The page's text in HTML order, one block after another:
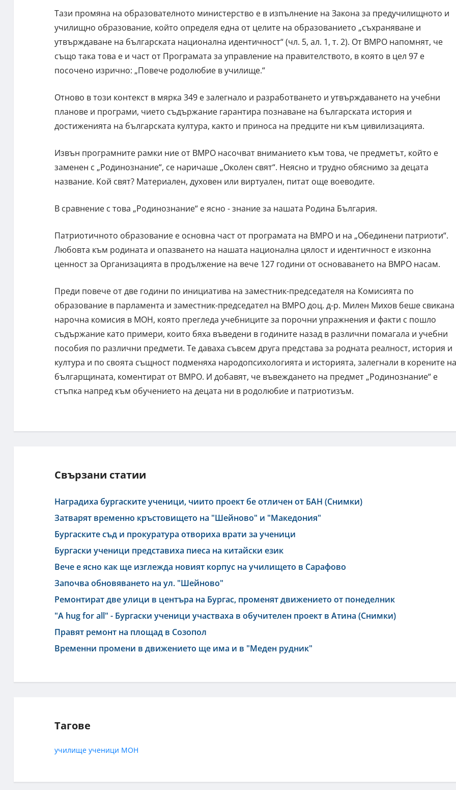
Тази промяна на образователното министерство е в изпълнение на Закона за предучилищното и
училищно образование, който определя една от целите на образованието „съхраняване и
утвърждаване на българската национална идентичност“ (чл. 5, ал. 1, т. 2). От ВМРО напомнят, че
също така това е и част от Програмата за управление на правителството, в която в цел 97 е
посочено изрично: „Повече родолюбие в училище.“
Отново в този контекст в мярка 349 е залегнало и разработването и утвърждаването на учебни
планове и програми, чието съдържание гарантира познаване на българската история и
достиженията на българската култура, както и приноса на предците ни към цивилизацията.
Извън програмните рамки ние от ВМРО насочват вниманието към това, че предметът, който е
заменен с „Родинознание“, се наричаше „Околен свят“. Неясно и трудно обяснимо за децата
название. Кой свят? Материален, духовен или виртуален, питат още воеводите.
В сравнение с това „Родинознание“ е ясно - знание за нашата Родина България.
Патриотичното образование е основна част от програмата на ВМРО и на „Обединени патриоти“.
Любовта към родината и опазването на нашата национална цялост и идентичност е изконна
ценност за Организацията в продължение на вече 127 години от основаването на ВМРО насам.
Преди повече от две години по инициатива на заместник-председателя на Комисията по
образование в парламента и заместник-председател на ВМРО доц. д-р. Милен Михов беше
нарочна комисия в МОН, която прегледа учебниците за порочни упражнения и факти с пошло
съдържание като примери, които бяха въведени в годините назад в различни помагала и учебни
пособия по различни предмети. Те даваха съвсем друга представа за родната реалност, история и
култура и по своята същност подменяха народопсихологията и историята, залегнали в корените на
българщината, коментират от ВМРО. И добавят, че въвеждането на предмет „Родинознание“ е
стъпка напред към обучението на децата ни в родолюбие и патриотизъм.
Свързани статии
Наградиха бургаските ученици, чиито проект бе отличен от БАН (Снимки)
Затварят временно кръстовището на "Шейново" и "Македония"
Бургаските съд и прокуратура отвориха врати за ученици
Бургаски ученици представиха пиеса на китайски език
Вече е ясно как ще изглежда новият корпус на училището в Сарафово
Започва обновяването на ул. "Шейново"
Ремонтират две улици в центъра на Бургас, променят движението от понеделник
"A hug for all" - Бургаски ученици участваха в обучителен проект в Атина (Снимки)
Правят ремонт на площад в Созопол
Временни промени в движението ще има и в "Меден рудник"
Тагове
училище ученици МОН